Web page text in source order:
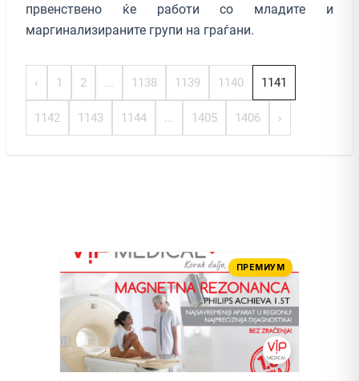
првенствено ќе работи со младите и
маргинализираните групи на граѓани.
‹ 1 2 ... 1138 1139 1140 1141
1142 1143 1144 ... 1405 1406 ›
ПРЕМИУМ